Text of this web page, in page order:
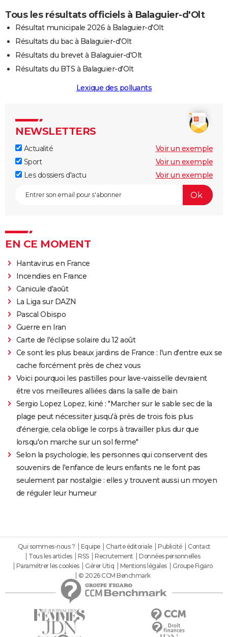
Tous les résultats officiels à Balaguier-d'Olt
Résultat municipale 2026 à Balaguier-d'Olt
Résultats du bac à Balaguier-d'Olt
Résultats du brevet à Balaguier-d'Olt
Résultats du BTS à Balaguier-d'Olt
Lexique des polluants
NEWSLETTERS
Actualité
Voir un exemple
Sport
Voir un exemple
Les dossiers d'actu
Voir un exemple
EN CE MOMENT
Hantavirus en France
Incendies en France
Canicule d'août
La Liga sur DAZN
Pascal Obispo
Guerre en Iran
Carte de l'éclipse solaire du 12 août
Ce sont les plus beaux jardins de France : l'un d'entre eux se
cache forcément près de chez vous
Voici pourquoi les pastilles pour lave-vaisselle devraient
être vos meilleures alliées dans la salle de bain
Sergio Lopez Lopez, kiné : "Marcher sur le sable sec de la
plage peut nécessiter jusqu'à près de trois fois plus
d'énergie, cela oblige le corps à travailler plus dur que
lorsqu'on marche sur un sol ferme"
Selon la psychologie, les personnes qui conservent des
souvenirs de l'enfance de leurs enfants ne le font pas
seulement par nostalgie : elles y trouvent aussi un moyen
de réguler leur humeur
Qui sommes-nous ? Equipe Charte éditoriale Publicité
Contact
Tous les articles
RSS Recrutement
Données personnelles
Paramétrer les cookies
Gérer Utiq Mentions légales
Groupe Figaro
© 2026 CCM Benchmark